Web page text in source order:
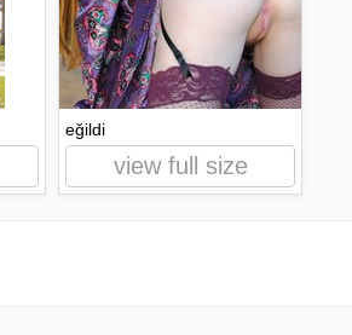
eğildi
view full size